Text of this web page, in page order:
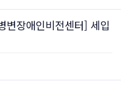
변장애인비전센터] 세입